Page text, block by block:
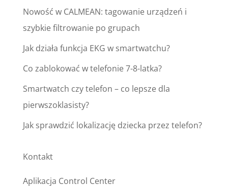
Nowość w CALMEAN: tagowanie urządzeń i
szybkie filtrowanie po grupach
Jak działa funkcja EKG w smartwatchu?
Co zablokować w telefonie 7-8-latka?
Smartwatch czy telefon – co lepsze dla
pierwszoklasisty?
Jak sprawdzić lokalizację dziecka przez telefon?
Kontakt
Aplikacja Control Center